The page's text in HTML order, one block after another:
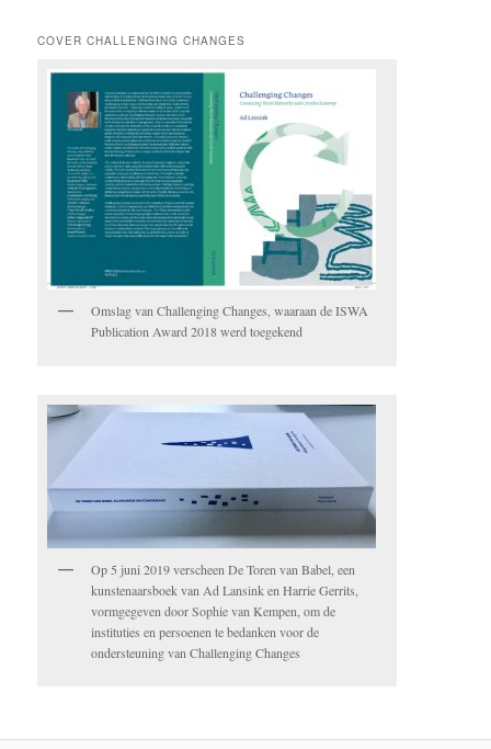
COVER CHALLENGING CHANGES
Omslag van Challenging Changes, waaraan de ISWA
Publication Award 2018 werd toegekend
Op 5 juni 2019 verscheen De Toren van Babel, een
kunstenaarsboek van Ad Lansink en Harrie Gerrits,
vormgegeven door Sophie van Kempen, om de
instituties en persoenen te bedanken voor de
ondersteuning van Challenging Changes